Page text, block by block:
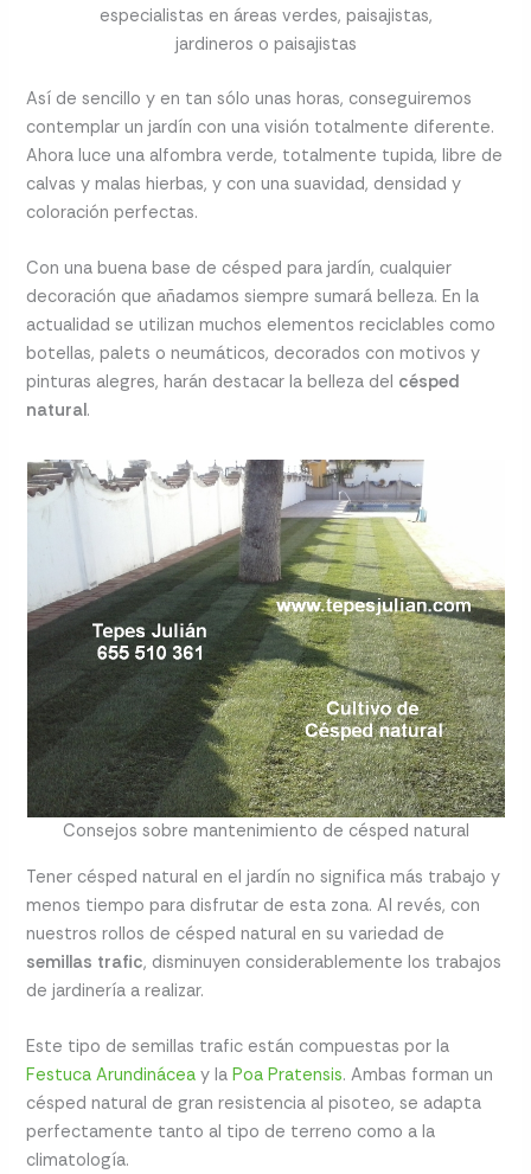
especialistas en áreas verdes, paisajistas,
jardineros o paisajistas
Así de sencillo y en tan sólo unas horas, conseguiremos
contemplar un jardín con una visión totalmente diferente.
Ahora luce una alfombra verde, totalmente tupida, libre de
calvas y malas hierbas, y con una suavidad, densidad y
coloración perfectas.
Con una buena base de césped para jardín, cualquier
decoración que añadamos siempre sumará belleza. En la
actualidad se utilizan muchos elementos reciclables como
botellas, palets o neumáticos, decorados con motivos y
pinturas alegres, harán destacar la belleza del césped
natural.
Consejos sobre mantenimiento de césped natural
Tener césped natural en el jardín no significa más trabajo y
menos tiempo para disfrutar de esta zona. Al revés, con
nuestros rollos de césped natural en su variedad de
semillas trafic, disminuyen considerablemente los trabajos
de jardinería a realizar.
Este tipo de semillas trafic están compuestas por la
Festuca Arundinácea y la Poa Pratensis. Ambas forman un
césped natural de gran resistencia al pisoteo, se adapta
perfectamente tanto al tipo de terreno como a la
climatología.